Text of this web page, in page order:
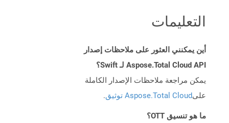
التعليمات
أين يمكنني العثور على ملاحظات إصدار
Aspose.Total Cloud API لـ Swift؟
يمكن مراجعة ملاحظات الإصدار الكاملة
علىAspose.Total Cloud توثيق .
ما هو تنسيق OTT؟